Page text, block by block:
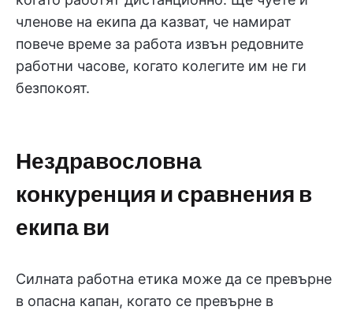
членове на екипа да казват, че намират
повече време за работа извън редовните
работни часове, когато колегите им не ги
безпокоят.
Нездравословна
конкуренция и сравнения в
екипа ви
Силната работна етика може да се превърне
в опасна капан, когато се превърне в